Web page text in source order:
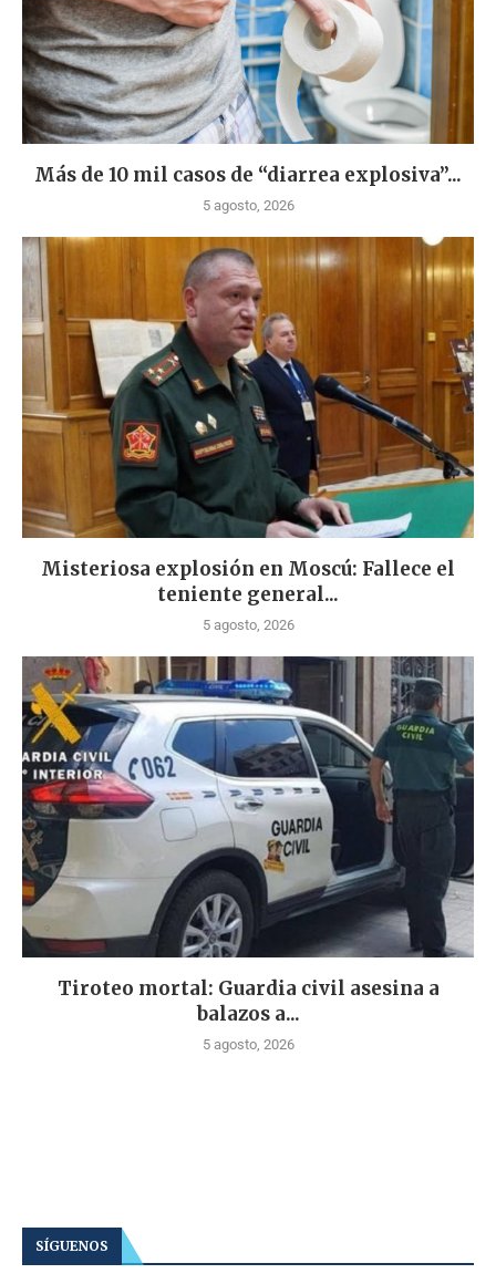
Más de 10 mil casos de “diarrea explosiva”...
5 agosto, 2026
Misteriosa explosión en Moscú: Fallece el
teniente general...
5 agosto, 2026
Tiroteo mortal: Guardia civil asesina a
balazos a...
5 agosto, 2026
SÍGUENOS